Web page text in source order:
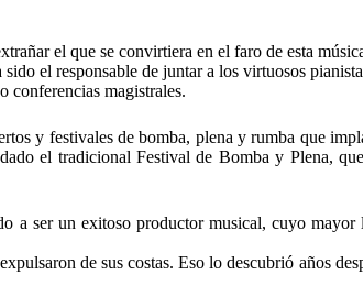
el que se convirtiera en el faro de esta
el responsable de juntar a los virtuosos
conferencias magistrales.
y festivales de bomba, plena y rumba que
el tradicional Festival de Bomba y Plena,
a ser un exitoso productor musical, cuyo
de sus costas. Eso lo descubrió años